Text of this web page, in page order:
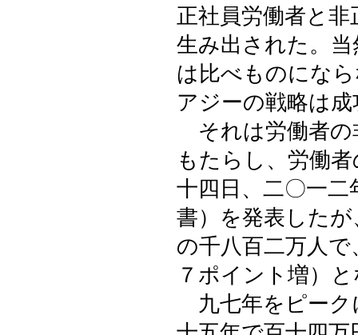
正社員労働者と
生み出された。
は比べものにな
アジーの戦略は
それは労働者の
もたらし、労働
十四日、二〇一
書）を発表した
の千八百二万人
７ポイント増）
九七年をピーク